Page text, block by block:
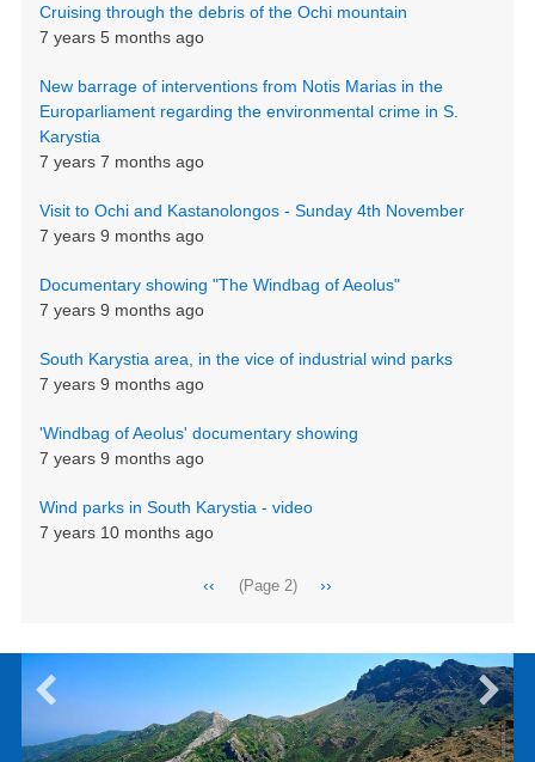
Cruising through the debris of the Ochi mountain
7 years 5 months ago
New barrage of interventions from Notis Marias in the
Europarliament regarding the environmental crime in S.
Karystia
7 years 7 months ago
Visit to Ochi and Kastanolongos - Sunday 4th November
7 years 9 months ago
Documentary showing "The Windbag of Aeolus"
7 years 9 months ago
South Karystia area, in the vice of industrial wind parks
7 years 9 months ago
'Windbag of Aeolus' documentary showing
7 years 9 months ago
Wind parks in South Karystia - video
7 years 10 months ago
Previous
‹‹ (Page 2)
Next
››